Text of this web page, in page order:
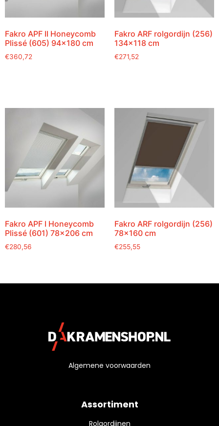
Fakro APF II Honeycomb
Plissé (605) 94×180 cm
€360,72
Fakro ARF rolgordijn (256)
134×118 cm
€271,52
Fakro APF I Honeycomb
Plissé (601) 78×206 cm
€280,56
Fakro ARF rolgordijn (256)
78×160 cm
€255,55
Algemene voorwaarden
Assortiment
Rolgordijnen